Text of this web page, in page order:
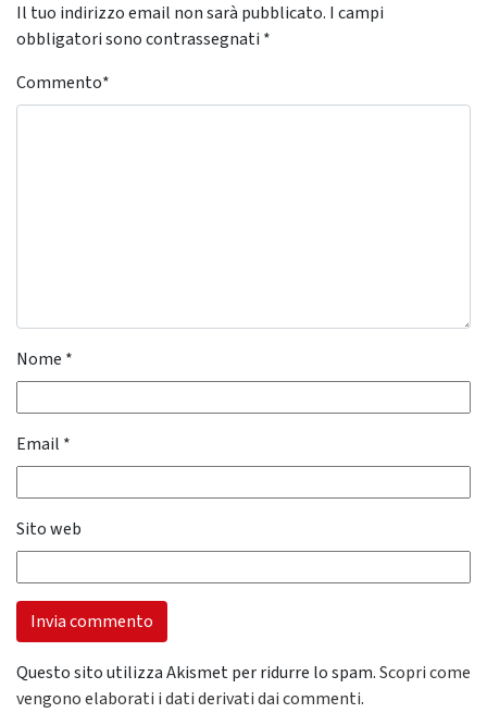
Il tuo indirizzo email non sarà pubblicato. I campi
obbligatori sono contrassegnati *
Commento*
Nome *
Email *
Sito web
Questo sito utilizza Akismet per ridurre lo spam.Scopri come
vengono elaborati i dati derivati dai commenti.